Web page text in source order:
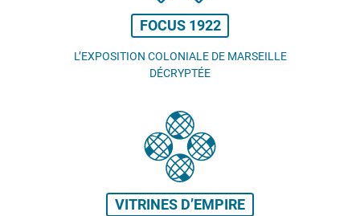
FOCUS 1922
L’EXPOSITION COLONIALE DE MARSEILLE
DÉCRYPTÉE
VITRINES D’EMPIRE